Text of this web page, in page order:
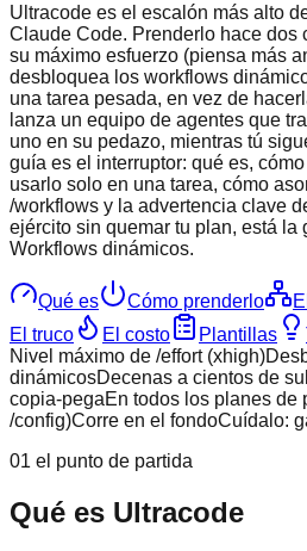
Ultracode es el escalón más alto
Claude Code. Prenderlo hace dos
su máximo esfuerzo (piensa más
desbloquea los workflows
una tarea pesada, en vez de
lanza un equipo de agentes que
uno en su pedazo, mientras tú
guía es el interruptor: qué es,
usarlo solo en una tarea, cómo
/workflows y la advertencia clave
ejército sin quemar tu plan, está la
Workflows dinámicos.
Qué es Cómo prenderlo
El truco
El costo Plantillas
Nivel máximo de /effort (xhigh)
dinámicosDecenas a cientos de
copia-pegaEn todos los planes de
/config)Corre en el fondoCuídalo:
01 el punto de partida
Qué es Ultracode